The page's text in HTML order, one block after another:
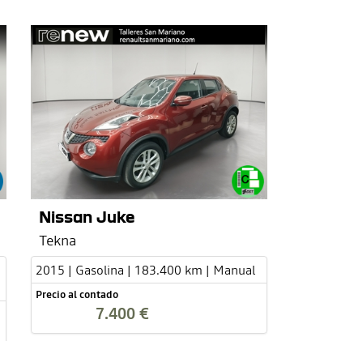
Nissan Juke
Tekna
2015 | Gasolina | 183.400 km | Manual
Precio al contado
7.400 €